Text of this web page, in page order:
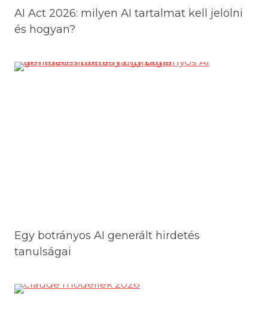
AI Act 2026: milyen AI tartalmat kell jelölni
és hogyan?
Egy botrányos AI generált hirdetés
tanulságai